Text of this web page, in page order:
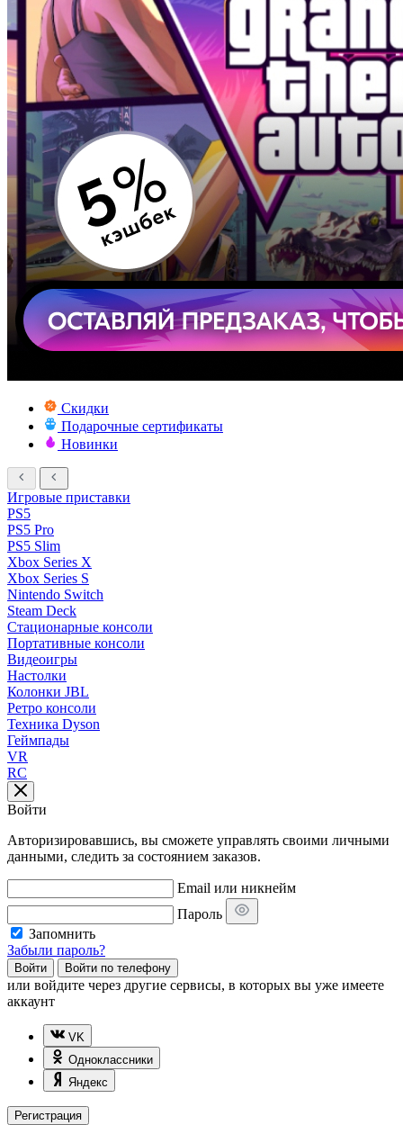
Скидки
Подарочные сертификаты
Новинки
Игровые приставки
PS5
PS5 Pro
PS5 Slim
Xbox Series X
Xbox Series S
Nintendo Switch
Steam Deck
Стационарные консоли
Портативные консоли
Видеоигры
Настолки
Колонки JBL
Ретро консоли
Техника Dyson
Геймпады
VR
RC
Войти
Авторизировавшись, вы сможете управлять своими личными
данными, следить за состоянием заказов.
Email или никнейм
Пароль
Запомнить
Забыли пароль?
Войти Войти по телефону
или войдите через другие сервисы, в которых вы уже имеете
аккаунт
VK
Одноклассники
Яндекс
Регистрация